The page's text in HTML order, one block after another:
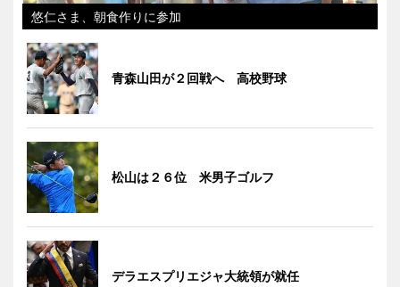
悠仁さま、朝食作りに参加
青森山田が２回戦へ 高校野球
松山は２６位 米男子ゴルフ
デラエスプリエジャ大統領が就任